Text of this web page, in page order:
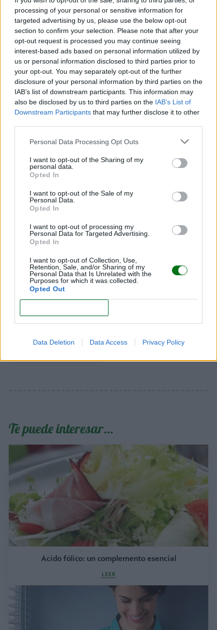
processing of your personal or sensitive information for
targeted advertising by us, please use the below opt-out
section to confirm your selection. Please note that after your
opt-out request is processed you may continue seeing
interest-based ads based on personal information utilized by
us or personal information disclosed to third parties prior to
your opt-out. You may separately opt-out of the further
disclosure of your personal information by third parties on the
IAB’s list of downstream participants. This information may
also be disclosed by us to third parties on the IAB’s List of
Downstream Participants that may further disclose it to other
Personal Data Processing Opt Outs
I want to opt-out of the Sharing of my
personal data.
Opted In
I want to opt-out of the Sale of my
Personal Data.
Opted In
I want to opt-out of processing my
Personal Data for Targeted Advertising.
Opted In
I want to opt-out of Collection, Use,
Retention, Sale, and/or Sharing of my
Personal Data that Is Unrelated with the
Purposes for which it was collected.
Opted Out
Data Deletion Data Access Privacy Policy
progresivamente.
Para lograr resultados con el consumo de maca,
se debe tomar todos los días por las
mañanas al menos durante tres meses .
Contraindicaciones de la maca
El consumo de maca puede ser contraproducente
para algunas personas. Concretamente,se
desaconseja su uso en personas nerviosas
, ya que
ejerce un efecto estimulante sobre el sistema
nervioso central. Por otro lado, al ser rica en vitamina
K, la maca está desaconsejada en personas
anticoaguladas. Como ya hemos indicado, antes de
consumir esta planta es aconsejable consultar con el
médico.
(Te interesa:
MARIA MASDEU
Periodista, especializada en
maternidad, paternidad,
Te puede interesar…
Ácido fólico: un complemento esencial
LEER